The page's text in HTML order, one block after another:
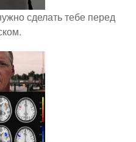
сделать тебе перед